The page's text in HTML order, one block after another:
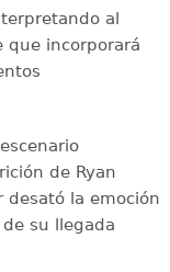
al
que incorporará
de Ryan
desató la emoción
su llegada